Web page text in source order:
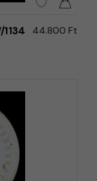
1134
44.800 Ft